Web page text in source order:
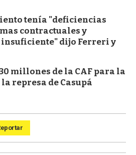
tenía "deficiencias
contractuales y
dijo Ferreri y
millones de la CAF para la
represa de Casupá